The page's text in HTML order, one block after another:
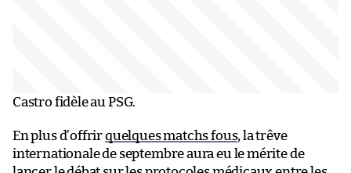
Castro fidèle au PSG.
En plus d’offrirquelques matchs fous, la trêve
internationale de septembre aura eu le mérite de